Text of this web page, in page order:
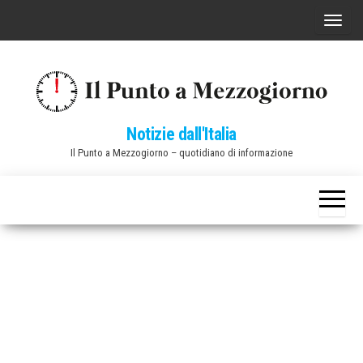
C
a
v
Notizie dall'Italia
Il Punto a Mezzogiorno – quotidiano di informazione